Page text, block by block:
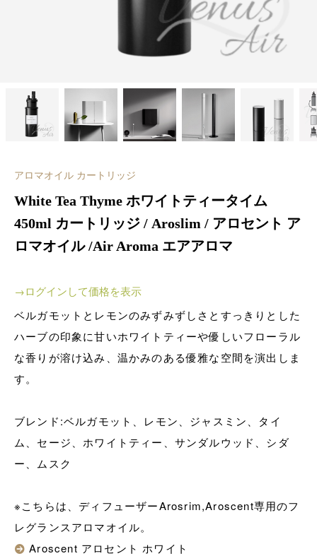
アロマオイル カートリッジ
White Tea Thyme ホワイトティータイム
450ml カートリッジ / Aroslim / アロセント ア
ロマオイル /Air Aroma エアアロマ
→ログインして価格を表示
ベルガモットとレモンのみずみずしさとすっきりとした
ハーブの印象に甘いホワイトティーや優しいフローラル
な香りが溶け込み、温かみのある優雅な空間を演出しま
す。
ブレンド:ベルガモット、レモン、ジャスミン、タイ
ム、セージ、ホワイトティー、サンダルウッド、シダ
ー、ムスク
※こちらは、ディフューザーArosrim,Aroscent専用のフ
レグランスアロマオイル。
Aroscent アロセント ホワイト